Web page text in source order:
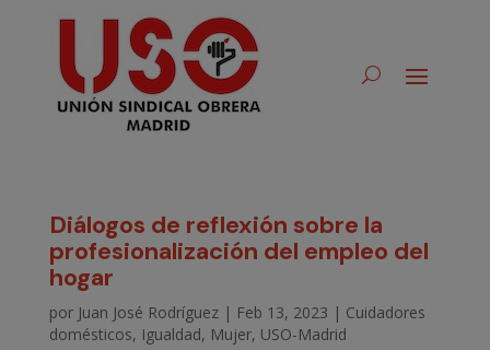
Diálogos de reflexión sobre la
profesionalización del empleo del
hogar
por Juan José Rodríguez| Feb 13, 2023 | Cuidadores
domésticos, Igualdad, Mujer, USO-Madrid